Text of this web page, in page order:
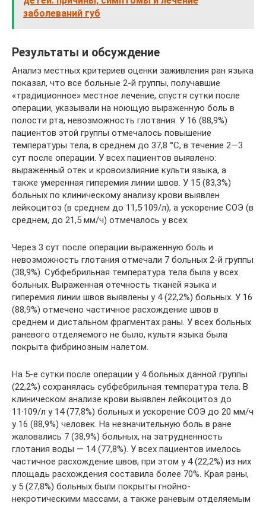
заболеваний губ
Результаты и обсуждение
Анализ местных критериев оценки заживления ран языка
показал, что все больные 2-й группы, получавшие
«традиционное» местное лечение, спустя сутки после
операции, указывали на ноющую выраженную боль в
полости рта, невозможность глотания. У 16 (88,9%)
пациентов этой группы отмечалось повышение
температуры тела, в среднем до 37,8 °С, в течение 2—3
сут после операции. У всех пациентов выявлено:
выраженный отек и кровоизлияние культи языка, а
также умеренная гиперемия линии швов. У 15 (83,3%)
больных по клиническому анализу крови выявлен
лейкоцитоз (в среднем до 11,5·109/л), а ускорение СОЭ (в
среднем, до 21,5 мм/ч) отмечалось у всех.
Через 3 сут после операции выраженную боль и
невозможность глотания отмечали 7 больных 2-й группы
(38,9%). Субфебрильная температура тела была у всех
больных. Выраженная отечность тканей языка и
гиперемия линии швов выявлены у 4 (22,2%) больных. У 16
(88,9%) отмечено частичное расхождение швов в
среднем и дистальном фрагментах раны. У всех больных
раневого отделяемого не было, культя языка была
покрыта фибринозным налетом.
На 5-е сутки после операции у 4 больных данной группы
(22,2%) сохранялась субфебрильная температура тела. В
клиническом анализе крови выявлен лейкоцитоз до
11·109/л у 14 (77,8%) больных и ускорение СОЭ до 20 мм/ч
у 16 (88,9%) человек. На незначительную боль в ране
жаловались 7 (38,9%) больных, на затрудненность
глотания воды — 14 (77,8%). У всех пациентов имелось
частичное расхождение швов, при этом у 4 (22,2%) из них
площадь расхождения составила более 70%. Края раны,
у 5 (27,8%) больных были покрыты гнойно-
некротическими массами, а также раневым отделяемым